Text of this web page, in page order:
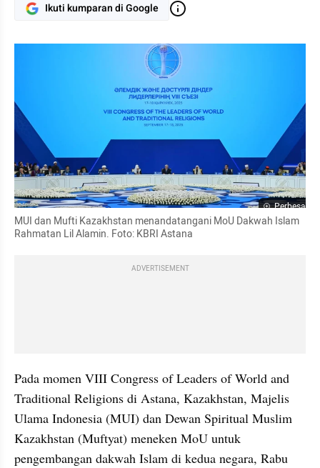
Ikuti kumparan di Google
Perbesar
MUI dan Mufti Kazakhstan menandatangani MoU Dakwah Islam
Rahmatan Lil Alamin. Foto: KBRI Astana
ADVERTISEMENT
Pada momen VIII Congress of Leaders of World and
Traditional Religions di Astana, Kazakhstan, Majelis
Ulama Indonesia (MUI) dan Dewan Spiritual Muslim
Kazakhstan (Muftyat) meneken MoU untuk
pengembangan dakwah Islam di kedua negara, Rabu